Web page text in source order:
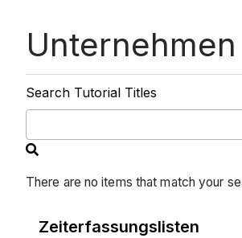
Search Tutorial Titles
There are no items that match your
Zeiterfassungslisten